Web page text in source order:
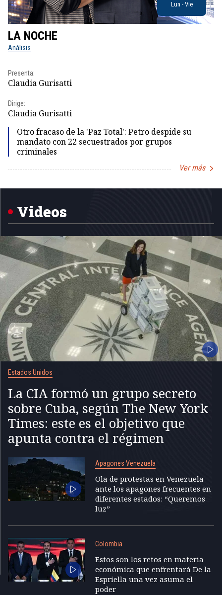
Lun - Vie
LA NOCHE
Análisis
Presenta:
Claudia Gurisatti
Dirige:
Claudia Gurisatti
Otro fracaso de la 'Paz Total': Petro despide su
mandato con 22 secuestrados por grupos
criminales
Ver más
1
Videos
Estados Unidos
La CIA formó un grupo secreto
sobre Cuba, según The New York
Times: este es el objetivo que
apunta contra el régimen
Apagones Venezuela
Ola de protestas en Venezuela
ante los apagones frecuentes en
diferentes estados: “Queremos
luz”
Colombia
Estos son los retos en materia
económica que enfrentará De la
Espriella una vez asuma el
poder